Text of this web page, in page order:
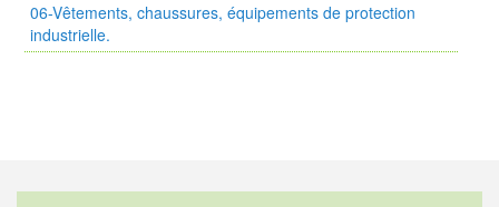
06-Vêtements, chaussures, équipements de protection
industrielle.